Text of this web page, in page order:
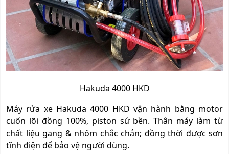
Hakuda 4000 HKD
Máy rửa xe Hakuda 4000 HKD vận hành bằng motor
cuốn lõi đồng 100%, piston sứ bền. Thân máy làm từ
chất liệu gang & nhôm chắc chắn; đồng thời được sơn
tĩnh điện để bảo vệ người dùng.